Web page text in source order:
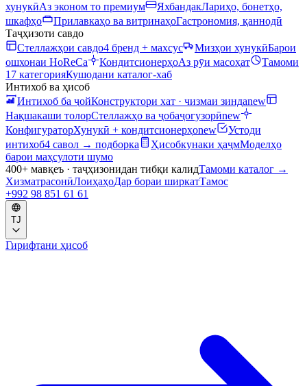
хунукӣАз эконом то премиум ЯхбандакЛариҳо, бонетҳо,
шкафҳо
Прилавкаҳо ва витринаҳоГастрономия, қаннодӣ
Таҷҳизоти савдо
Стеллажҳои савдо4 бренд + махсус Мизҳои хунукӣБарои
ошхонаи HoReCa
КондитсионерҳоАз рӯи масоҳат
Тамоми
17 категорияКушодани каталог-хаб
Интихоб ва ҳисоб
Интихоб ба ҷойКонструктори хат · чизмаи зиндаnew
Нақшакаши толорСтеллажҳо ва ҷобаҷогузорӣnew
КонфигураторХунукӣ + кондитсионерҳоnew
Устоди
интихоб4 савол → подборка Ҳисобкунаки ҳаҷмМоделҳо
барои маҳсулоти шумо
400+ мавқеъ · таҷҳизонидан тибқи калидТамоми каталог →
ХизматрасонӣЛоиҳаҳоДар бораи ширкатТамос
+992 98 851 61 61
TJ
Гирифтани ҳисоб